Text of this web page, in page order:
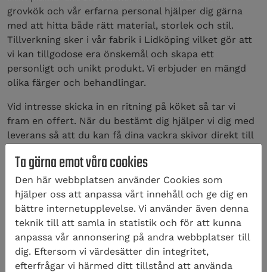
grovkök och vår erfarna personal hjälper dig gärna
med att hitta både rätt material, storlek och stil.
Tillverkning sker i vår fabrik i Lidköping vilket gör att
vi kan tillgodose era önskemål och skapa ett
personligt och unikt produkt. Vi erbjuder en mängd
olika färger och behandlingar.
Vid intresse skicka in en ritning på köket så tar vi
fram en offert. När du bestämt dig hjälper vi dig med
leverans så att du kan få dina vackra skivor direkt till
Exempelarbeten
Ta gärna emot våra cookies
Den här webbplatsen använder Cookies som
hjälper oss att anpassa vårt innehåll och ge dig en
bättre internetupplevelse. Vi använder även denna
teknik till att samla in statistik och för att kunna
anpassa vår annonsering på andra webbplatser till
dig. Eftersom vi värdesätter din integritet,
efterfrågar vi härmed ditt tillstånd att använda